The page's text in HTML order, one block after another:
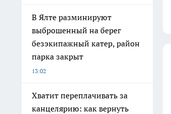
В Ялте разминируют
выброшенный на берег
безэкипажный катер, район
парка закрыт
13:02
Хватит переплачивать за
канцелярию: как вернуть